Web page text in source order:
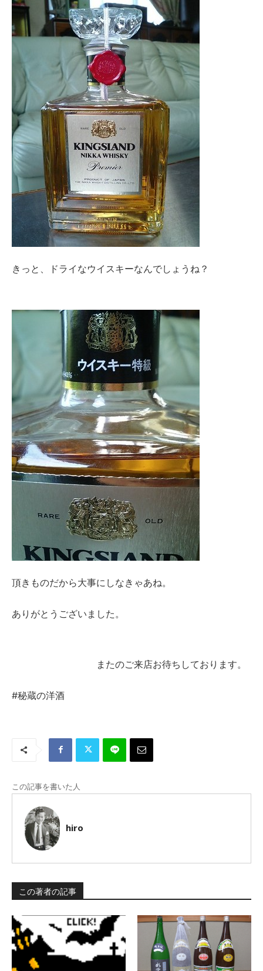
きっと、ドライなウイスキーなんでしょうね？
頂きものだから大事にしなきゃあね。
ありがとうございました。
またのご来店お待ちしております。
#秘蔵の洋酒
この記事を書いた人
hiro
この著者の記事